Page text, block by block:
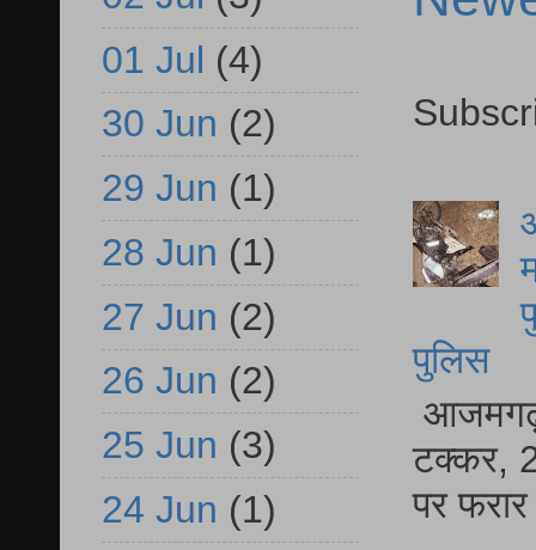
पुलिस
आजमगढ़
टक्कर,
पर
01 Jul (4)
30 Jun (2)
29 Jun (1)
28 Jun (1)
27 Jun (2)
26 Jun (2)
25 Jun (3)
24 Jun (1)